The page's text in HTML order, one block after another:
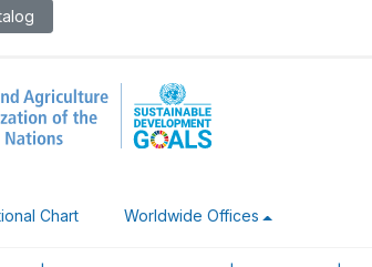
Chart Worldwide Offices